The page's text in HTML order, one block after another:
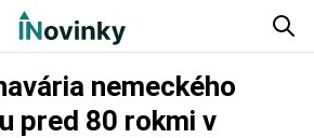
nemeckého
pred 80 rokmi v